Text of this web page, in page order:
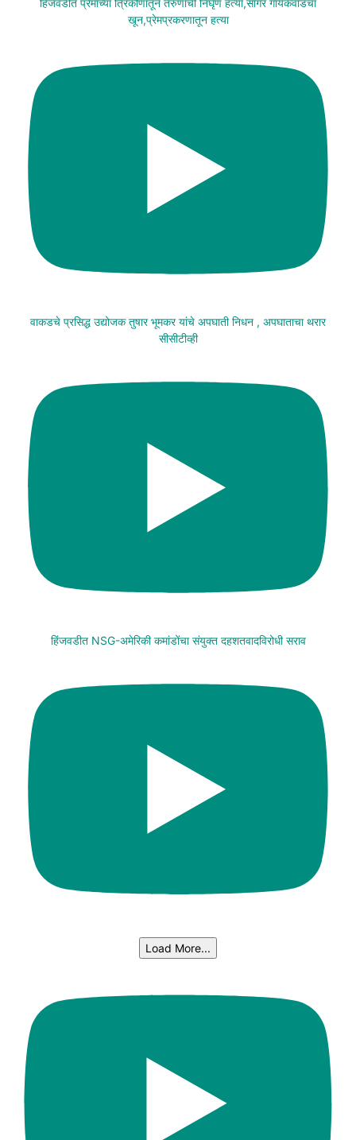
हिंजवडीत प्रेमाच्या त्रिकोणातून तरुणाची निर्घृण हत्या,सागर गायकवाडचा
खून,प्रेमप्रकरणातून हत्या
वाकडचे प्रसिद्ध उद्योजक तुषार भूमकर यांचे अपघाती निधन , अपघाताचा थरार
सीसीटीव्ही
हिंजवडीत NSG-अमेरिकी कमांडोंचा संयुक्त दहशतवादविरोधी सराव
Load More...